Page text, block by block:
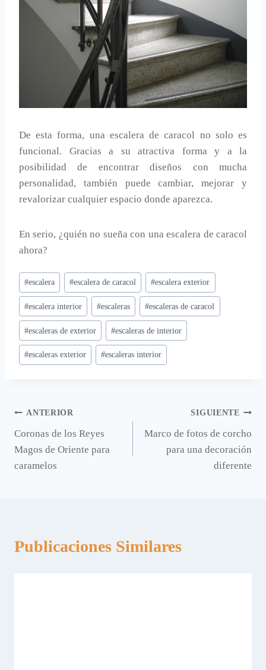
De esta forma, una escalera de caracol no solo es
funcional. Gracias a su atractiva forma y a la
posibilidad de encontrar diseños con mucha
personalidad, también puede cambiar, mejorar y
revalorizar cualquier espacio donde aparezca.
En serio, ¿quién no sueña con una escalera de caracol
ahora?
Etiquetas
de
la
entrada:
#escalera #escalera de caracol #escalera exterior
#escalera interior #escaleras #escaleras de caracol
#escaleras de exterior #escaleras de interior
#escaleras exterior #escaleras interior
Navegación
de
entradas
ANTERIOR
Coronas de los Reyes
Magos de Oriente para
caramelos
SIGUIENTE
Marco de fotos de corcho
para una decoración
diferente
Publicaciones Similares